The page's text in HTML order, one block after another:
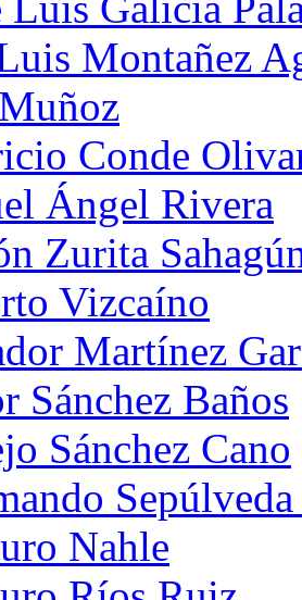
Montañez
Conde
Ángel Rivera
Zurita
Vizcaíno
Martínez
Sánchez Baños
Sánchez Cano
Nahle